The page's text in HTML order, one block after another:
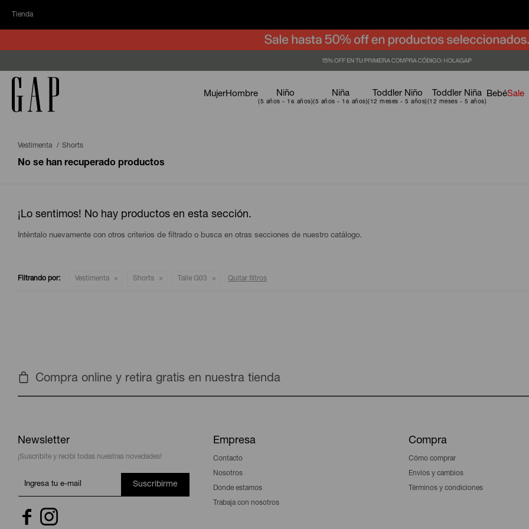
Tienda
MujerHombre Niño Niña Toddler Niño Toddler Niña BebéSale
Vestimenta Shorts
No se han recuperado productos
¡Lo sentimos! No hay productos en esta sección.
Inténtalo nuevamente con otros criterios de filtrado o busca en otras secciones de nuestro catálogo.
Filtrando por: Vestimenta Shorts Talle G03 Quitar filtros
Compra online y retira gratis en nuestra tienda
Newsletter
¡Suscribite y recibí todas nuestras novedades!
Suscribirme
 
Empresa
Contacto
Nosotros
Donde estamos
Trabaja con nosotros
Compra
Cómo comprar
Envíos y cambios
Términos y condiciones